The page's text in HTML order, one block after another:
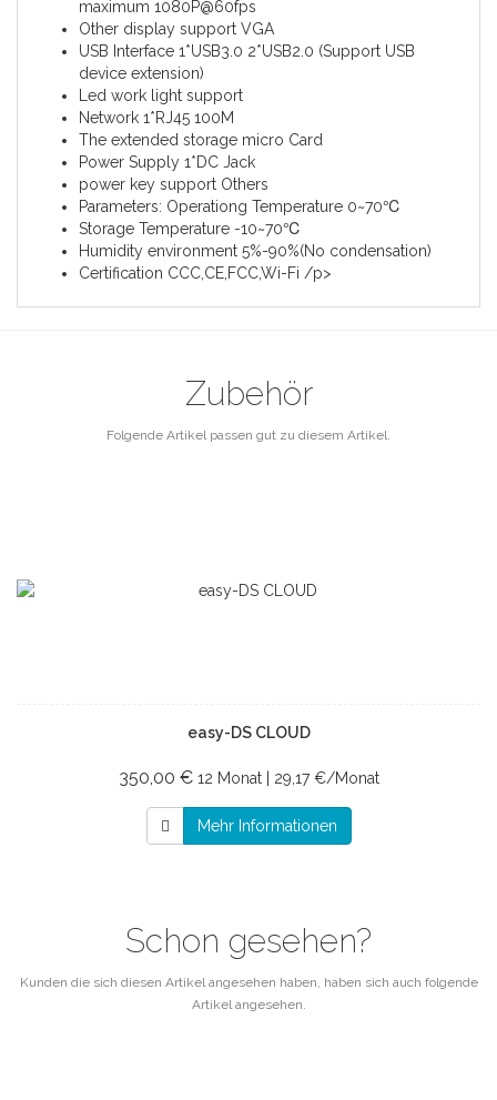
maximum 1080P@60fps
Other display support VGA
USB Interface 1*USB3.0 2*USB2.0 (Support USB
device extension)
Led work light support
Network 1*RJ45 100M
The extended storage micro Card
Power Supply 1*DC Jack
power key support Others
Parameters: Operationg Temperature 0~70℃
Storage Temperature -10~70℃
Humidity environment 5%-90%(No condensation)
Certification CCC,CE,FCC,Wi-Fi /p>
Zubehör
Folgende Artikel passen gut zu diesem Artikel.
easy-DS CLOUD
350,00 € 12 Monat | 29,17 €/Monat
Mehr Informationen
Schon gesehen?
Kunden die sich diesen Artikel angesehen haben, haben sich auch folgende
Artikel angesehen.